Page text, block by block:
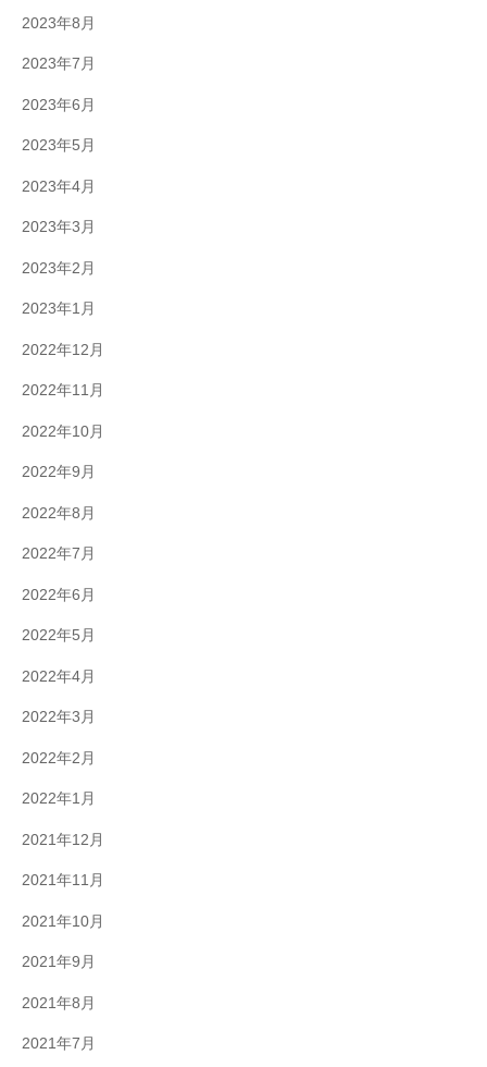
2023年8月
2023年7月
2023年6月
2023年5月
2023年4月
2023年3月
2023年2月
2023年1月
2022年12月
2022年11月
2022年10月
2022年9月
2022年8月
2022年7月
2022年6月
2022年5月
2022年4月
2022年3月
2022年2月
2022年1月
2021年12月
2021年11月
2021年10月
2021年9月
2021年8月
2021年7月